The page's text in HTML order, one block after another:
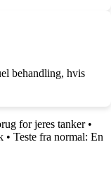
behandling, hvis
for jeres tanker•
• Teste fra normal: En